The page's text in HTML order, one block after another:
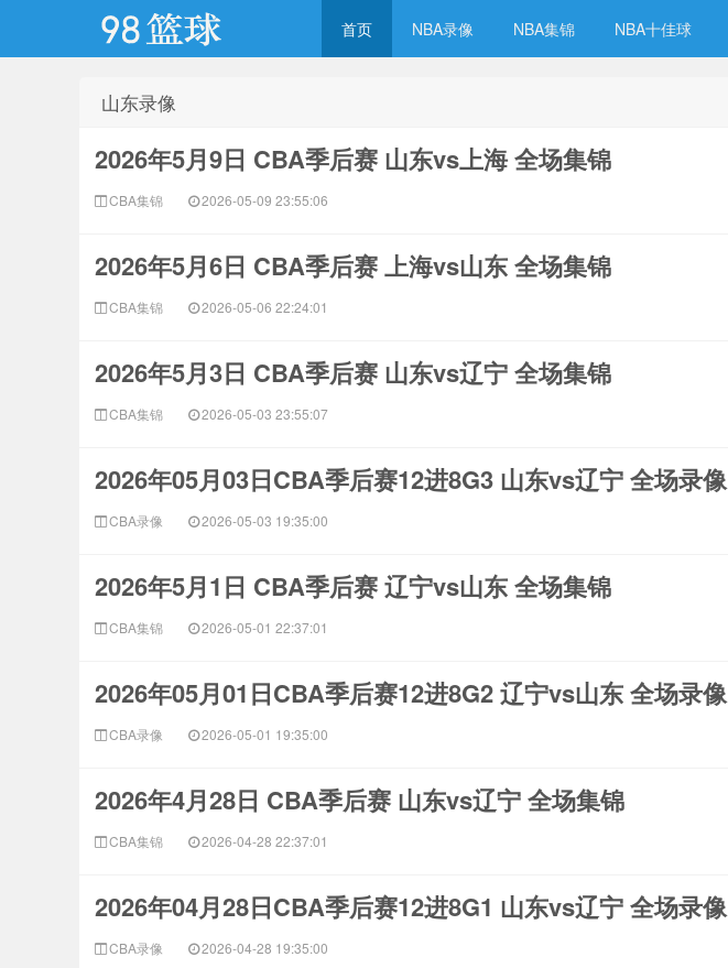
98篮球网
首页 NBA录像 NBA集锦 NBA十佳球
山东录像
2026年5月9日 CBA季后赛 山东vs上海 全场集锦
CBA集锦 2026-05-09 23:55:06
2026年5月6日 CBA季后赛 上海vs山东 全场集锦
CBA集锦 2026-05-06 22:24:01
2026年5月3日 CBA季后赛 山东vs辽宁 全场集锦
CBA集锦 2026-05-03 23:55:07
2026年05月03日CBA季后赛12进8G3 山东vs辽宁 全场录像
CBA录像 2026-05-03 19:35:00
2026年5月1日 CBA季后赛 辽宁vs山东 全场集锦
CBA集锦 2026-05-01 22:37:01
2026年05月01日CBA季后赛12进8G2 辽宁vs山东 全场录像
CBA录像 2026-05-01 19:35:00
2026年4月28日 CBA季后赛 山东vs辽宁 全场集锦
CBA集锦 2026-04-28 22:37:01
2026年04月28日CBA季后赛12进8G1 山东vs辽宁 全场录像
CBA录像 2026-04-28 19:35:00